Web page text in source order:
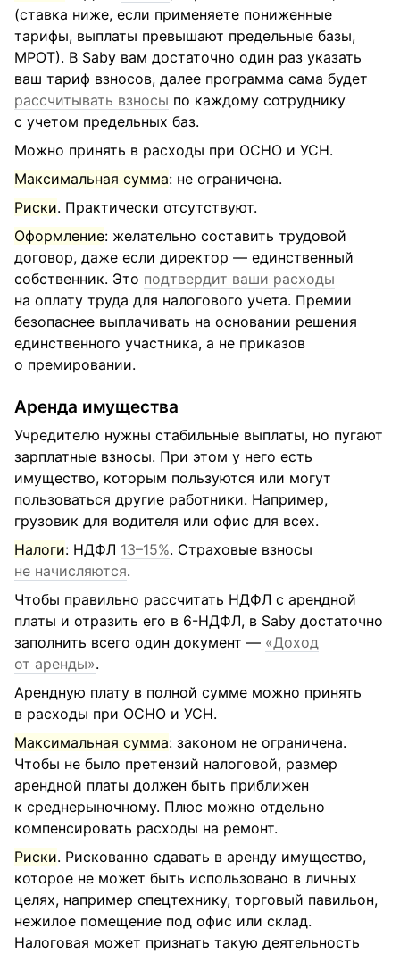
(ставка ниже, если применяете пониженные
тарифы, выплаты превышают предельные базы,
МРОТ). В Saby вам достаточно один раз указать
ваш тариф взносов, далее программа сама будет
рассчитывать взносы по каждому сотруднику
с учетом предельных баз.
Можно принять в расходы при ОСНО и УСН.
Максимальная сумма: не ограничена.
Риски. Практически отсутствуют.
Оформление: желательно составить трудовой
договор, даже если директор — единственный
собственник. Это подтвердит ваши расходы
на оплату труда для налогового учета. Премии
безопаснее выплачивать на основании решения
единственного участника, а не приказов
о премировании.
Аренда имущества
Учредителю нужны стабильные выплаты, но пугают
зарплатные взносы. При этом у него есть
имущество, которым пользуются или могут
пользоваться другие работники. Например,
грузовик для водителя или офис для всех.
Налоги: НДФЛ 13–15%. Страховые взносы
не начисляются.
Чтобы правильно рассчитать НДФЛ с арендной
платы и отразить его в 6-НДФЛ, в Saby достаточно
заполнить всего один документ — «Доход
от аренды».
Арендную плату в полной сумме можно принять
в расходы при ОСНО и УСН.
Максимальная сумма: законом не ограничена.
Чтобы не было претензий налоговой, размер
арендной платы должен быть приближен
к среднерыночному. Плюс можно отдельно
компенсировать расходы на ремонт.
Риски. Рискованно сдавать в аренду имущество,
которое не может быть использовано в личных
целях, например спецтехнику, торговый павильон,
нежилое помещение под офис или склад.
Налоговая может признать такую деятельность